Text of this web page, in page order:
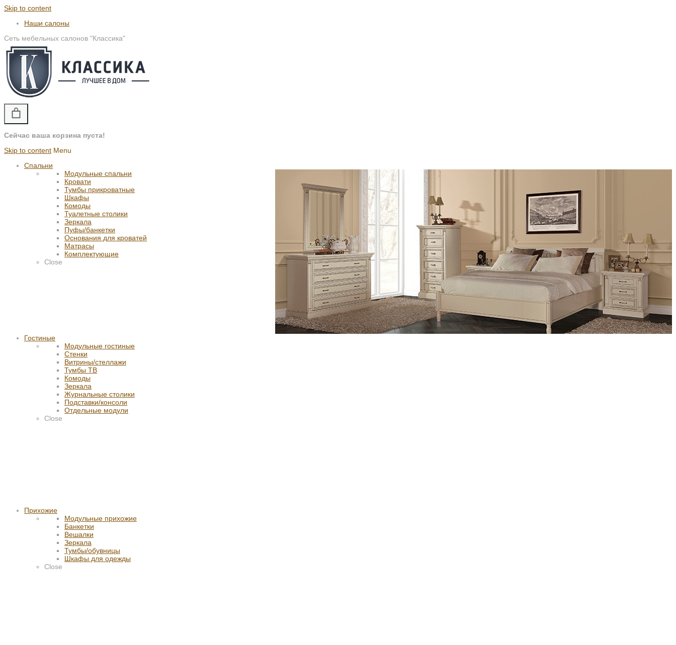
Skip to content
Наши салоны
Сеть мебельных салонов "Классика"
Сейчас ваша корзина пуста!
Skip to content Menu
Спальни
Модульные спальни
Кровати
Тумбы прикроватные
Шкафы
Комоды
Туалетные столики
Зеркала
Пуфы/банкетки
Основания для кроватей
Матрасы
Комплектующие
Close
Гостиные
Модульные гостиные
Стенки
Витрины/стеллажи
Тумбы ТВ
Комоды
Зеркала
Журнальные столики
Подставки/консоли
Отдельные модули
Close
Прихожие
Модульные прихожие
Банкетки
Вешалки
Зеркала
Тумбы/обувницы
Шкафы для одежды
Close